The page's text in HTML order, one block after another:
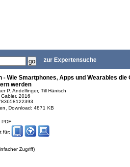
zur Expertensuche
- Wie Smartphones, Apps und Wearables
werden
P. Andelfinger, Till Hänisch
2016
, Download: 4871 KB
für:
Zugriff)